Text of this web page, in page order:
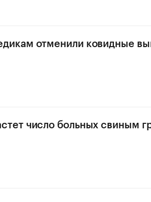
отменили ковидные
число больных свиным